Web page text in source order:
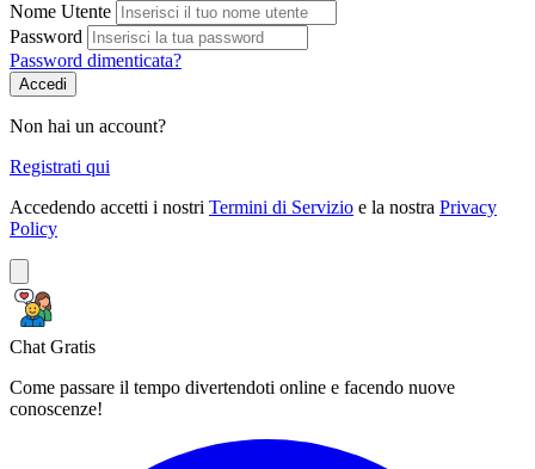
Nome Utente
Password
Password dimenticata?
Accedi
Non hai un account?
Registrati qui
Accedendo accetti i nostri Termini di Servizio e la nostra Privacy
Policy
Chat Gratis
Come passare il tempo divertendoti online e facendo nuove
conoscenze!